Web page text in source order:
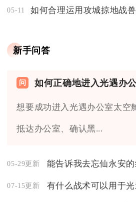
05-11 如何合理运用攻城掠地战
新手问答
如何正确地进入光遇办
想要成功进入光遇办公室太空
抵达办公室、确认黑...
05-29更新 能告诉我去忘仙永安
07-15更新